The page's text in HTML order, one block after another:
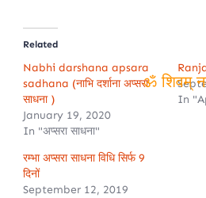
Related
Nabhi darshana apsara
sadhana (नाभि दर्शाना अप्सरा
साधना )
January 19, 2020
In "अप्सरा साधना"
In
रम्भा अप्सरा साधना विधि सिर्फ 9
दिनों
September 12, 2019